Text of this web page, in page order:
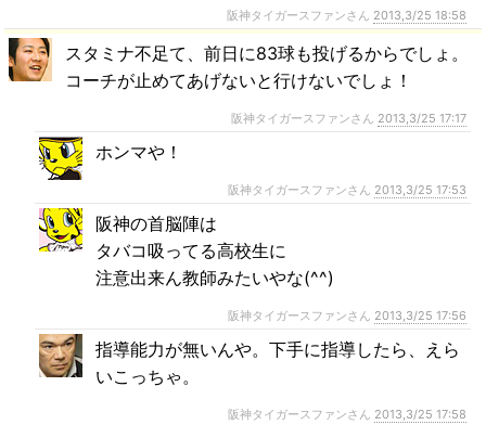
阪神タイガースファンさん 2013,3/25 18:58
スタミナ不足て、前日に83球も投げるからでしょ。
コーチが止めてあげないと行けないでしょ！
阪神タイガースファンさん 2013,3/25 17:17
ホンマや！
阪神タイガースファンさん 2013,3/25 17:53
阪神の首脳陣は
タバコ吸ってる高校生に
注意出来ん教師みたいやな(^^)
阪神タイガースファンさん 2013,3/25 17:56
指導能力が無いんや。下手に指導したら、えら
いこっちゃ。
阪神タイガースファンさん 2013,3/25 17:58